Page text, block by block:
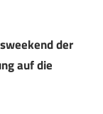
der
auf die